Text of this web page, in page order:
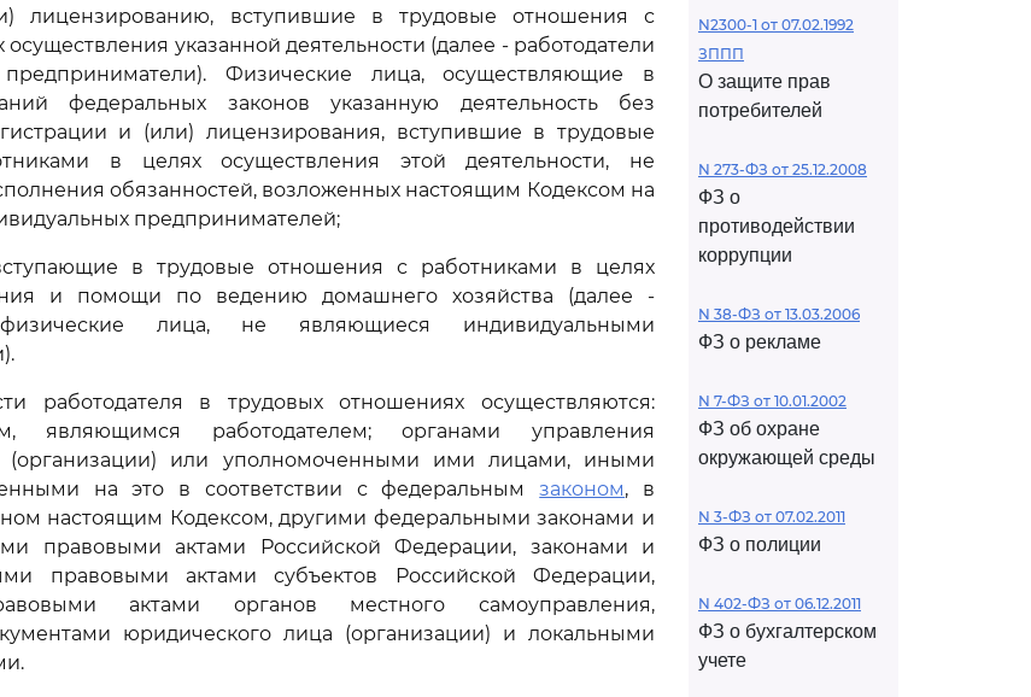
лицензированию, вступившие в трудовые отношения с
указанной деятельности (далее - работодатели
Физические лица, осуществляющие в
федеральных законов указанную деятельность без
и (или) лицензирования, вступившие в трудовые
в целях осуществления этой деятельности, не
обязанностей, возложенных настоящим Кодексом на
предпринимателей;
в трудовые отношения с работниками в целях
и помощи по ведению домашнего хозяйства (далее -
лица, не являющиеся индивидуальными
работодателя в трудовых отношениях осуществляются:
являющимся работодателем; органами управления
(организации) или уполномоченными ими лицами, иными
на это в соответствии с федеральнымзаконом, в
настоящим Кодексом, другими федеральными законами и
правовыми актами Российской Федерации, законами и
правовыми актами субъектов Российской Федерации,
актами органов местного самоуправления,
юридического лица (организации) и локальными
N2300-1 от 07.02.1992
ЗППП
О защите прав
потребителей
N 273-ФЗ от 25.12.2008
ФЗ о
противодействии
коррупции
N 38-ФЗ от 13.03.2006
ФЗ о рекламе
N 7-ФЗ от 10.01.2002
ФЗ об охране
окружающей среды
N 3-ФЗ от 07.02.2011
ФЗ о полиции
N 402-ФЗ от 06.12.2011
ФЗ о бухгалтерском
учете